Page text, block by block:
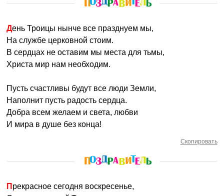
День Троицы нынче все празднуем мы,
На службе церковной стоим.
В сердцах не оставим мы места для тьмы,
Христа мир нам необходим.
Пусть счастливы будут все люди Земли,
Наполнит пусть радость сердца.
Добра всем желаем и света, любви
И мира в душе без конца!
Скопировать
Прекрасное сегодня воскресенье,